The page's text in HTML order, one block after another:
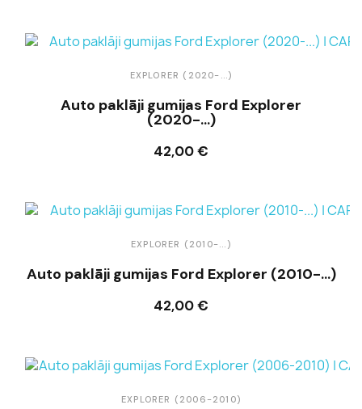
EXPLORER (2020-...)
Auto paklāji gumijas Ford Explorer
(2020-...)
42,00 €
Ielikt grozā
EXPLORER (2010-...)
Auto paklāji gumijas Ford Explorer (2010-...)
42,00 €
Ielikt grozā
EXPLORER (2006-2010)